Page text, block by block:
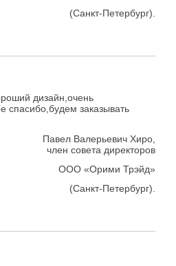
(Санкт-Петербург).
дизайн,очень
спасибо,будем заказывать
Павел Валерьевич Хиро,
член совета директоров
ООО «Орими Трэйд»
(Санкт-Петербург).